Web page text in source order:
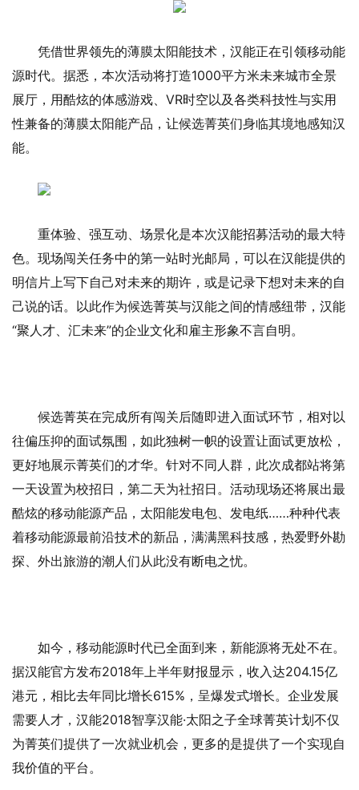
凭借世界领先的薄膜太阳能技术，汉能正在引领移动能
源时代。据悉，本次活动将打造1000平方米未来城市全景
展厅，用酷炫的体感游戏、VR时空以及各类科技性与实用
性兼备的薄膜太阳能产品，让候选菁英们身临其境地感知汉
能。
重体验、强互动、场景化是本次汉能招募活动的最大特
色。现场闯关任务中的第一站时光邮局，可以在汉能提供的
明信片上写下自己对未来的期许，或是记录下想对未来的自
己说的话。以此作为候选菁英与汉能之间的情感纽带，汉能
“聚人才、汇未来”的企业文化和雇主形象不言自明。
候选菁英在完成所有闯关后随即进入面试环节，相对以
往偏压抑的面试氛围，如此独树一帜的设置让面试更放松，
更好地展示菁英们的才华。针对不同人群，此次成都站将第
一天设置为校招日，第二天为社招日。活动现场还将展出最
酷炫的移动能源产品，太阳能发电包、发电纸……种种代表
着移动能源最前沿技术的新品，满满黑科技感，热爱野外勘
探、外出旅游的潮人们从此没有断电之忧。
如今，移动能源时代已全面到来，新能源将无处不在。
据汉能官方发布2018年上半年财报显示，收入达204.15亿
港元，相比去年同比增长615%，呈爆发式增长。企业发展
需要人才，汉能2018智享汉能·太阳之子全球菁英计划不仅
为菁英们提供了一次就业机会，更多的是提供了一个实现自
我价值的平台。